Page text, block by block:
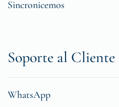
Sincronicemos
Soporte al Cliente
WhatsApp